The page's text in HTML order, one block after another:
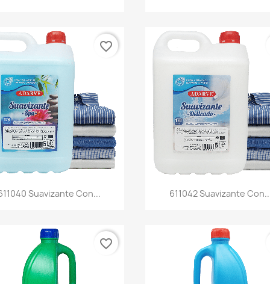
 Vista rápida
Suavizante Con...
favorite_border
Vista rápida
611042 Suavizante Con...
favorite_border